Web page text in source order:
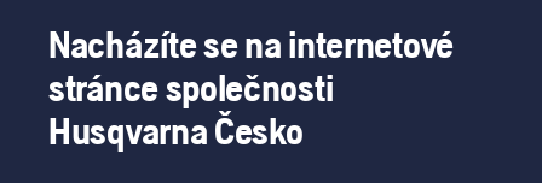
Nacházíte se na internetové
stránce společnosti
Husqvarna Česko